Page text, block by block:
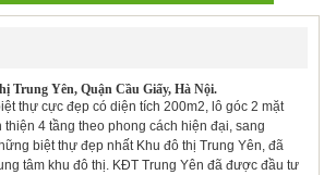
Trung Yên, Quận Cầu Giấy, Hà Nội.
thự cực đẹp có diện tích 200m2, lô góc 2 mặt
4 tầng theo phong cách hiện đại, sang
biệt thự đẹp nhất Khu đô thị Trung Yên, đã
tâm khu đô thị. KĐT Trung Yên đã được đầu tư